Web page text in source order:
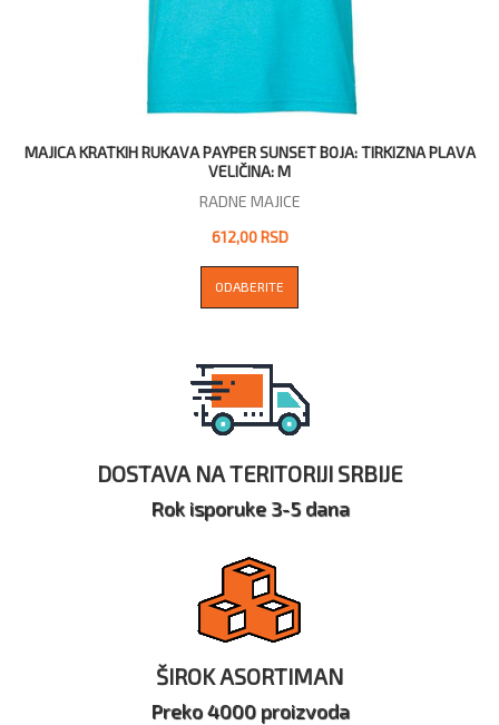
MAJICA KRATKIH RUKAVA PAYPER SUNSET BOJA: TIRKIZNA PLAVA
VELIČINA: M
RADNE MAJICE
612,00 RSD
ODABERITE
DOSTAVA NA TERITORIJI SRBIJE
Rok isporuke 3-5 dana
ŠIROK ASORTIMAN
Preko 4000 proizvoda